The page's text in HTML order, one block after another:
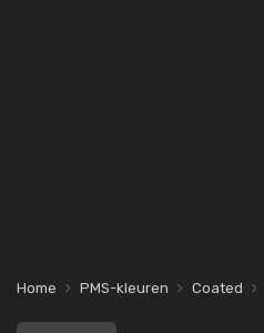
Home PMS-kleuren Coated